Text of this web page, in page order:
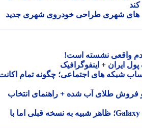
شهری طراحی خودروی شهری جدید
نشسته است!
+ اینفوگرافیک
های اجتماعی؛ چگونه تمام اکانت
طلای آب شده + راهنمای انتخاب
بررسی گوشی Galaxy Z Flip8؛ ظاهر شبیه به نسخه قبلی اما با